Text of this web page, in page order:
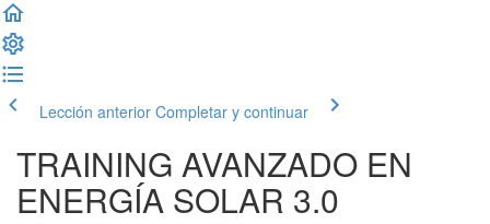
Lección anterior Completar y continuar
TRAINING AVANZADO EN
ENERGÍA SOLAR 3.0